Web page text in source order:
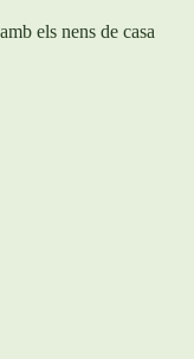
els nens de casa